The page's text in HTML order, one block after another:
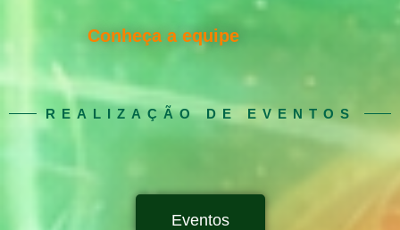
Conheça a equipe
REALIZAÇÃO DE EVENTOS
Eventos